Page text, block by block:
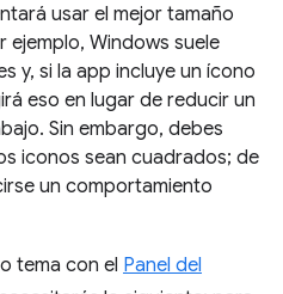
usar el mejor tamaño
Windows suele
y, si la app incluye un ícono
eso en lugar de reducir un
Sin embargo, debes
iconos sean cuadrados; de
un comportamiento
tema con el Panel del